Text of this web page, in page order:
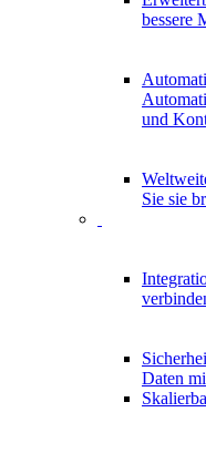
bessere
und
Sie sie
Daten